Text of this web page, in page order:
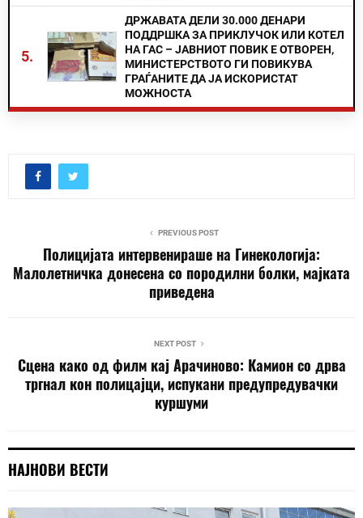
5.
ДРЖАВАТА ДЕЛИ 30.000 ДЕНАРИ
ПОДДРШКА ЗА ПРИКЛУЧОК ИЛИ КОТЕЛ
НА ГАС – ЈАВНИОТ ПОВИК Е ОТВОРЕН,
МИНИСТЕРСТВОТО ГИ ПОВИКУВА
ГРАЃАНИТЕ ДА ЈА ИСКОРИСТАТ
МОЖНОСТА
PREVIOUS POST
Полицијата интервенираше на Гинекологија:
Малолетничка донесена со породилни болки, мајката
приведена
NEXT POST
Сцена како од филм кај Арачиново: Камион со дрва
тргнал кон полицајци, испукани предупредувачки
куршуми
НАЈНОВИ ВЕСТИ